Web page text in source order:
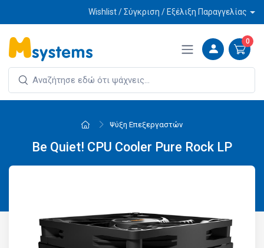
Wishlist / Σύγκριση / Εξέλιξη Παραγγελίας
0
Ψύξη Επεξεργαστών
Be Quiet! CPU Cooler Pure Rock LP